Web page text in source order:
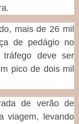
mais de 26 mil
de pedágio no
tráfego deve ser
pico de dois mil
de verão de
viagem, levando